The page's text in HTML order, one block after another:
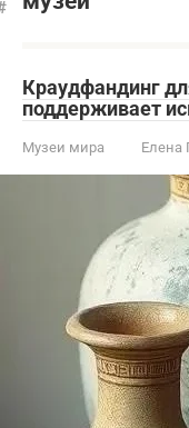
Краудфандинг
поддерживает
Музеи мира Елена